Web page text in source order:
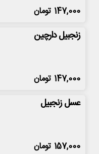
147,000 تومان
زنجبیل دارچین
147,000 تومان
عسل زنجبیل
157,000 تومان